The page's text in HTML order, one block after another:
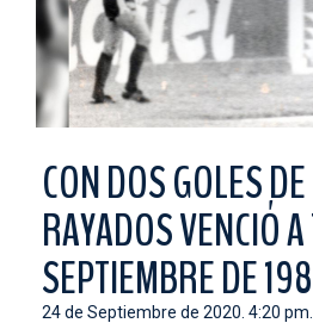
RAYADAS
FUERZAS BÁSICAS
RESPONSABILIDAD SOCIAL
TAQUILLA
TIENDA
ESTADIO
PRENSA
CONTACTO
CON DOS GOLES
RAYADOS VENCIÓ
SEPTIEMBRE DE
24 de Septiembre de 2020. 4:20 pm.